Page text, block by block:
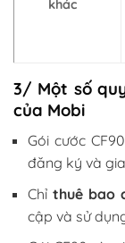
khác
3/ Một số
của Mobi
Gói cước
đăng ký và
Chỉthuê bao
cập và sử